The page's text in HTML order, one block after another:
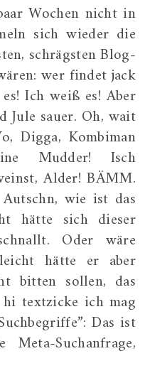
sich wieder die
schrägsten Blog-
wer findet jack
Ich weiß es! Aber
Jule sauer. Oh, wait
Digga, Kombiman
Mudder! Isch
Alder! BÄMM.
wie ist das
hätte sich dieser
Oder wäre
hätte er aber
bitten sollen, das
hi textzicke ich mag
Das ist
Suchanfrage,